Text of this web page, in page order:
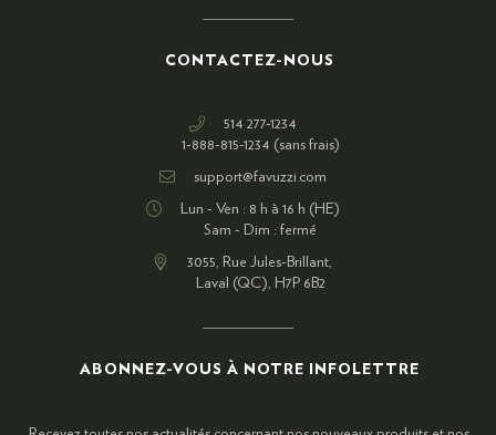
CONTACTEZ-NOUS
514 277-1234
1-888-815-1234 (sans frais)
support@favuzzi.com
Lun - Ven : 8 h à 16 h (HE)
Sam - Dim : fermé
3055, Rue Jules-Brillant,
Laval (QC), H7P 6B2
ABONNEZ-VOUS À NOTRE INFOLETTRE